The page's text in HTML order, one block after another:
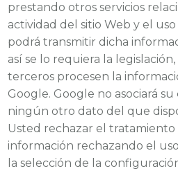
prestando otros servicios
actividad del sitio Web y el
podrá transmitir dicha
así se lo requiera la
terceros procesen la
Google. Google no asociará
ningún otro dato del que
Usted rechazar el tratamiento
información rechazando el
la selección de la